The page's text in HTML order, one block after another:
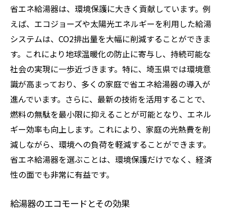
省エネ給湯器は、環境保護に大きく貢献しています。例
えば、エコジョーズや太陽光エネルギーを利用した給湯
システムは、CO2排出量を大幅に削減することができま
す。これにより地球温暖化の防止に寄与し、持続可能な
社会の実現に一歩近づきます。特に、埼玉県では環境意
識が高まっており、多くの家庭で省エネ給湯器の導入が
進んでいます。さらに、最新の技術を活用することで、
燃料の無駄を最小限に抑えることが可能となり、エネル
ギー効率も向上します。これにより、家庭の光熱費を削
減しながら、環境への負荷を軽減することができます。
省エネ給湯器を選ぶことは、環境保護だけでなく、経済
性の面でも非常に有益です。
給湯器のエコモードとその効果